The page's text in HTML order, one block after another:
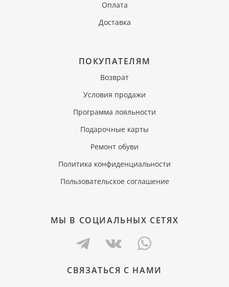
Оплата
Доставка
ПОКУПАТЕЛЯМ
Возврат
Условия продажи
Программа лояльности
Подарочные карты
Ремонт обуви
Политика конфиденциальности
Пользовательское соглашение
МЫ В СОЦИАЛЬНЫХ СЕТЯХ
СВЯЗАТЬСЯ С НАМИ